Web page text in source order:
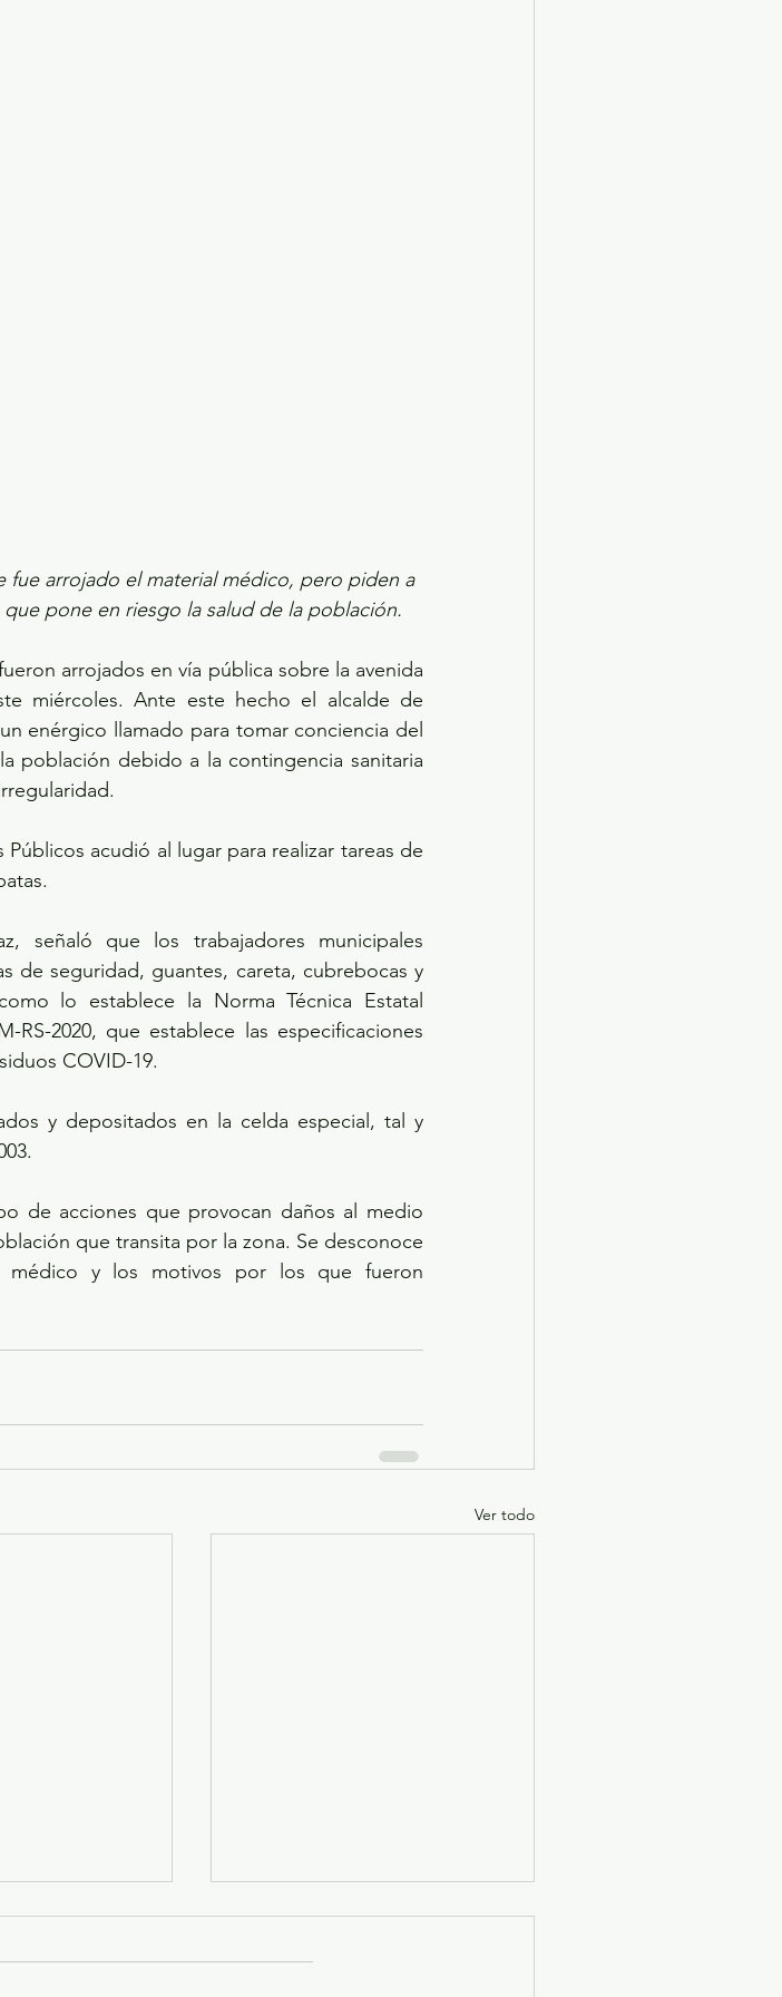
arrojado el material médico, pero piden a
pone en riesgo la salud de la población.
arrojados en vía pública sobre la avenida
miércoles. Ante este hecho el alcalde de
enérgico llamado para tomar conciencia del
población debido a la contingencia sanitaria
acudió al lugar para realizar tareas de
señaló que los trabajadores municipales
de seguridad, guantes, careta, cubrebocas y
lo establece la Norma Técnica Estatal
RS-2020, que establece las especificaciones
COVID-19.
y depositados en la celda especial, tal y
de acciones que provocan daños al medio
que transita por la zona. Se desconoce
y los motivos por los que fueron
Ver todo